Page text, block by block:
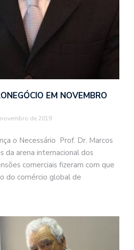
EM NOVEMBRO
de 2019
o Necessário Prof. Dr. Marcos
da arena internacional dos
comerciais fizeram com que
do comércio global de